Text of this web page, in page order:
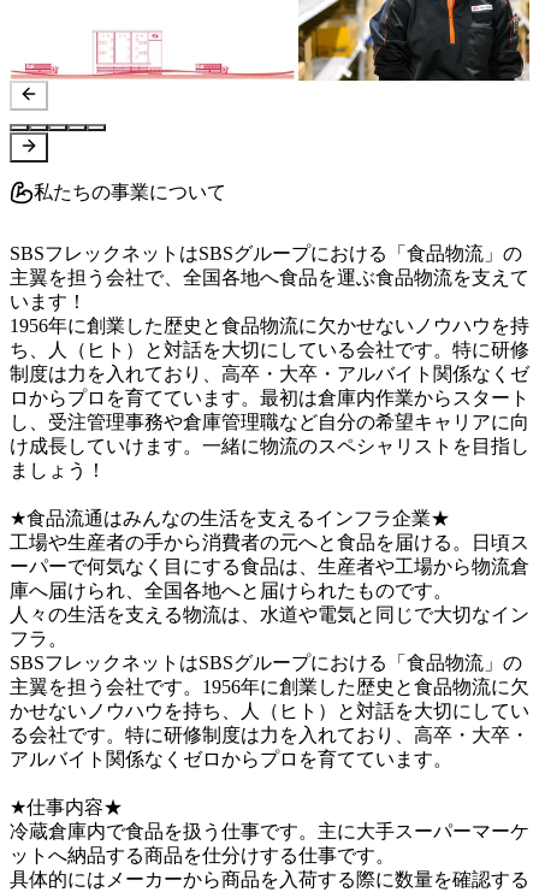
私たちの事業について
SBSフレックネットはSBSグループにおける「食品物流」の
主翼を担う会社で、全国各地へ食品を運ぶ食品物流を支えて
います！
1956年に創業した歴史と食品物流に欠かせないノウハウを持
ち、人（ヒト）と対話を大切にしている会社です。特に研修
制度は力を入れており、高卒・大卒・アルバイト関係なくゼ
ロからプロを育てています。最初は倉庫内作業からスタート
し、受注管理事務や倉庫管理職など自分の希望キャリアに向
け成長していけます。一緒に物流のスペシャリストを目指し
ましょう！
★食品流通はみんなの生活を支えるインフラ企業★
工場や生産者の手から消費者の元へと食品を届ける。日頃ス
ーパーで何気なく目にする食品は、生産者や工場から物流倉
庫へ届けられ、全国各地へと届けられたものです。
人々の生活を支える物流は、水道や電気と同じで大切なイン
フラ。
SBSフレックネットはSBSグループにおける「食品物流」の
主翼を担う会社です。1956年に創業した歴史と食品物流に欠
かせないノウハウを持ち、人（ヒト）と対話を大切にしてい
る会社です。特に研修制度は力を入れており、高卒・大卒・
アルバイト関係なくゼロからプロを育てています。
★仕事内容★
冷蔵倉庫内で食品を扱う仕事です。主に大手スーパーマーケ
ットへ納品する商品を仕分けする仕事です。
具体的にはメーカーから商品を入荷する際に数量を確認する